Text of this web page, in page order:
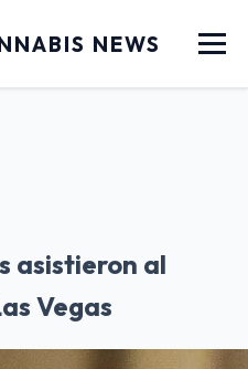
NEWS Menu
asistieron al
Vegas